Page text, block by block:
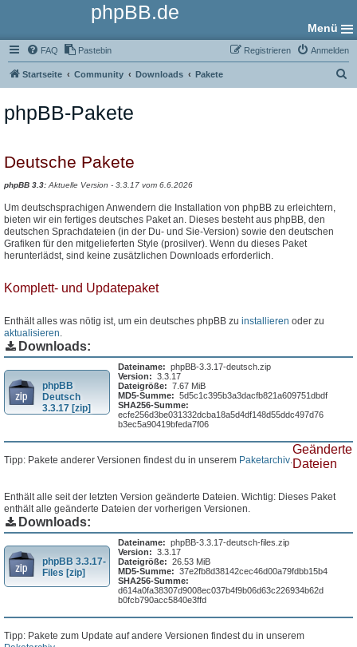
phpBB.de
Menü
FAQ Pastebin Anmelden
Registrieren
Startseite Community Downloads Pakete
phpBB-Pakete
Deutsche Pakete
phpBB 3.3: Aktuelle Version - 3.3.17 vom 6.6.2026
Um deutschsprachigen Anwendern die Installation von phpBB zu erleichtern,
bieten wir ein fertiges deutsches Paket an. Dieses besteht aus phpBB, den
deutschen Sprachdateien (in der Du- und Sie-Version) sowie den deutschen
Grafiken für den mitgelieferten Style (prosilver). Wenn du dieses Paket
herunterlädst, sind keine zusätzlichen Downloads erforderlich.
Komplett- und Updatepaket
Enthält alles was nötig ist, um ein deutsches phpBB zu installieren oder zu
aktualisieren.
Downloads:
phpBB
Deutsch
3.3.17 [zip]
Dateiname: phpBB-3.3.17-deutsch.zip
Version: 3.3.17
Dateigröße: 7.67 MiB
MD5-Summe: 5d5c1c395b3a3dacfb821a609751dbdf
SHA256-Summe:
ecfe256d3be031332dcba18a5d4df148d55ddc497d76
b3ec5a90419bfeda7f06
Tipp: Pakete anderer Versionen findest du in unserem Paketarchiv.
Geänderte
Dateien
Enthält alle seit der letzten Version geänderte Dateien. Wichtig: Dieses Paket
enthält alle geänderte Dateien der vorherigen Versionen.
Downloads:
phpBB 3.3.17-
Files [zip]
Dateiname: phpBB-3.3.17-deutsch-files.zip
Version: 3.3.17
Dateigröße: 26.53 MiB
MD5-Summe: 37e2fb8d38142cec46d00a79fdbb15b4
SHA256-Summe:
d614a0fa38307d9008ec037b4f9b06d63c226934b62d
b0fcb790acc5840e3ffd
Tipp: Pakete zum Update auf andere Versionen findest du in unserem